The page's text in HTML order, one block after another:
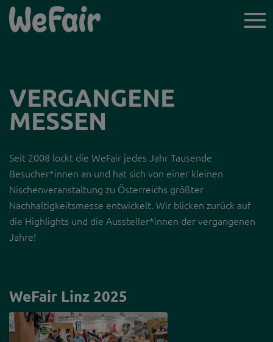
AUSSTELLER*INNEN
NEWSLETTER
LINZ WOCHENENDE
ICH BIN
AUSSTELLER*IN
VERGANGENE
MESSEN
Seit 2008 lockt die WeFair jedes Jahr Tausende
Besucher*innen an und hat sich von einer kleinen
Nischenveranstaltung zu Österreichs größter
Nachhaltigkeitsmesse entwickelt. Wir blicken zurück auf
die Highlights und die Aussteller*innen der vergangenen
Jahre!
WeFair Linz 2025